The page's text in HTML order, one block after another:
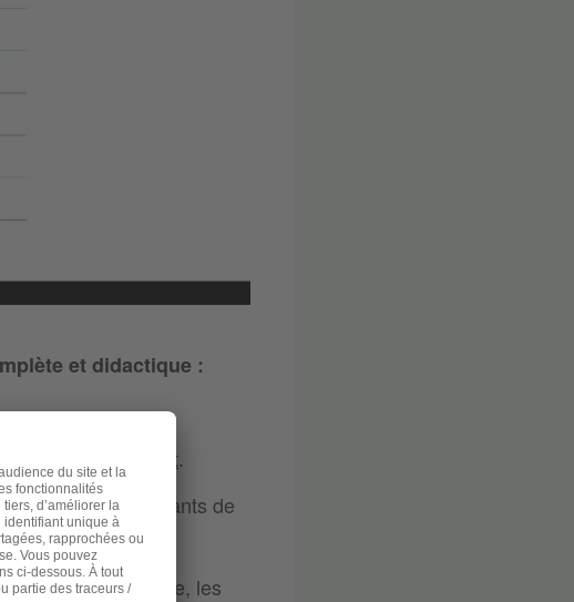
et didactique :
au bon moment.
forum des participants de
produit, de plante, les